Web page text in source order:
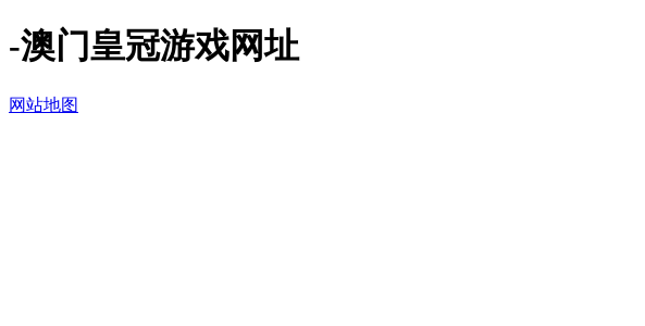
-澳门皇冠游戏网址
网站地图